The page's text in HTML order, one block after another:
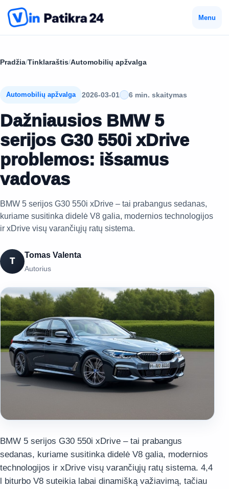
Menu
Pradžia/Tinklaraštis/Automobilių apžvalga
Automobilių apžvalga 2026-03-01 6 min. skaitymas
Dažniausios BMW 5
serijos G30 550i xDrive
problemos: išsamus
vadovas
BMW 5 serijos G30 550i xDrive – tai prabangus sedanas,
kuriame susitinka didelė V8 galia, modernios technologijos
ir xDrive visų varančiųjų ratų sistema.
T
Tomas Valenta
Autorius
BMW 5 serijos G30 550i xDrive – tai prabangus
sedanas, kuriame susitinka didelė V8 galia, modernios
technologijos ir xDrive visų varančiųjų ratų sistema. 4,4
l biturbo V8 suteikia labai dinamišką važiavimą, tačiau